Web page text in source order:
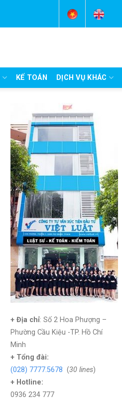
KẾ TOÁN DỊCH VỤ KHÁC
+ Địa chỉ: Số 2 Hoa Phượng –
Phường Cầu Kiệu -TP. Hồ Chí
Minh
+ Tổng đài:
(028) 7777.5678 (30 lines)
+ Hotline:
0936 234 777